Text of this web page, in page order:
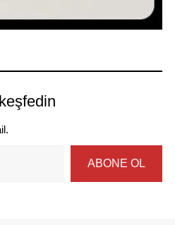
ABONE OL